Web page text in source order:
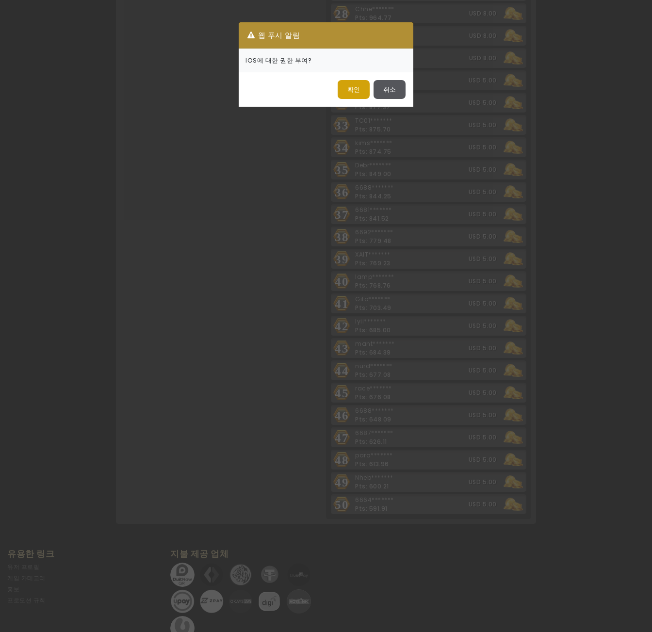
28
Chhe*******
Pts: 964.77
USD 8.00
USD 8.00
USD 8.00
31
Pts: 890.04
USD 5.00
32
bela*******
Pts: 877.37
USD 5.00
33
TC01*******
Pts: 875.70
USD 5.00
34
kims*******
Pts: 874.75
USD 5.00
35
Debr*******
Pts: 849.00
USD 5.00
36
6688*******
Pts: 844.25
USD 5.00
37
6681*******
Pts: 841.52
USD 5.00
38
6692*******
Pts: 779.48
USD 5.00
39
XAIT*******
Pts: 769.23
USD 5.00
40
lamp*******
Pts: 768.76
USD 5.00
41
Gito*******
Pts: 703.49
USD 5.00
42
lyii*******
Pts: 685.00
USD 5.00
43
mant*******
Pts: 684.39
USD 5.00
44
nurd*******
Pts: 677.08
USD 5.00
45
race*******
Pts: 676.08
USD 5.00
46
6688*******
Pts: 648.09
USD 5.00
47
6687*******
Pts: 626.11
USD 5.00
48
para*******
Pts: 613.96
USD 5.00
49
Nheb*******
Pts: 600.21
USD 5.00
50
6664*******
Pts: 591.91
USD 5.00
유용한 링크 지불 제공 업체
웹 푸시 알림
IOS에 대한 권한 부여?
확인 취소